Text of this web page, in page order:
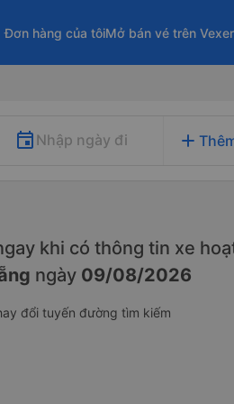
Đơn hàng của tôiMở bán vé trên
Nhập ngày đi add
khi có thông tin xe
ngày 09/08/2026
đổi tuyến đường tìm kiếm